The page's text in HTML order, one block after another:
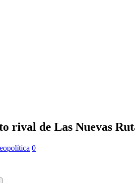
rival de Las Nuevas
0